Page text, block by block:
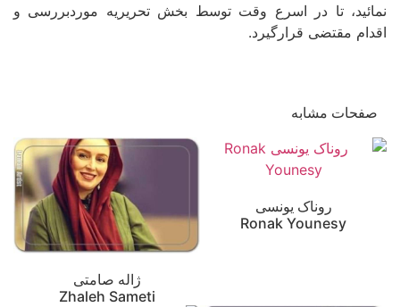
نمائید، تا در اسرع وقت توسط بخش تحریریه موردبررسی و
اقدام مقتضی قرارگیرد.
صفحات مشابه
روناک یونسی
Ronak Younesy
ژاله صامتی
Zhaleh Sameti